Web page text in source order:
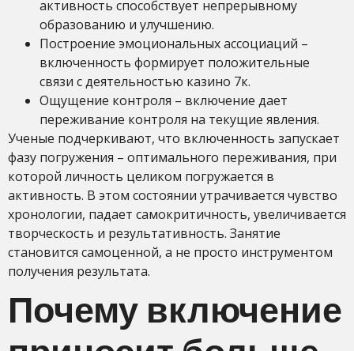
активность способствует непрерывному
образованию и улучшению.
Построение эмоциональных ассоциаций –
включенность формирует положительные
связи с деятельностью казино 7к.
Ощущение контроля – включение дает
переживание контроля на текущие явления.
Ученые подчеркивают, что включенность запускает
фазу погружения – оптимального переживания, при
которой личность целиком погружается в
активность. В этом состоянии утрачивается чувство
хронологии, падает самокритичность, увеличивается
творческость и результативность. Занятие
становится самоценной, а не просто инструментом
получения результата.
Почему включение